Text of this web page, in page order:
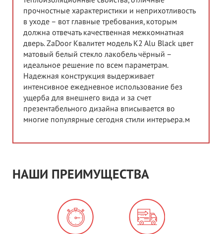
прочностные характеристики и неприхотливость
в уходе – вот главные требования, которым
должна отвечать качественная межкомнатная
дверь. ZaDoor Квалитет модель K2 Alu Black цвет
матовый белый стекло лакобель чёрный –
идеальное решение по всем параметрам.
Надежная конструкция выдерживает
интенсивное ежедневное использование без
ущерба для внешнего вида и за счет
презентабельного дизайна вписывается во
многие популярные сегодня стили интерьера.м
НАШИ ПРЕИМУЩЕСТВА